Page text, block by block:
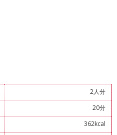
2人分
20分
362kcal